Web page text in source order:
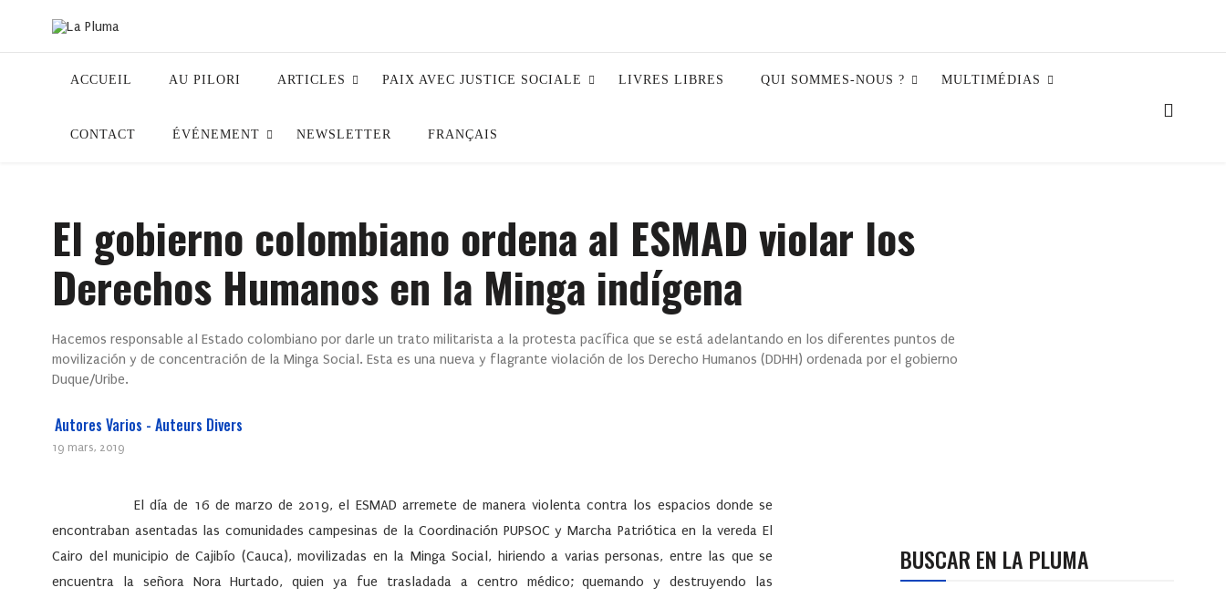
ACCUEIL AU PILORI ARTICLES PAIX AVEC JUSTICE SOCIALE LIVRES LIBRES QUI SOMMES-NOUS ? MULTIMÉDIAS
CONTACT ÉVÉNEMENT NEWSLETTER FRANÇAIS
El gobierno colombiano ordena al ESMAD violar los
Derechos Humanos en la Minga indígena
Hacemos responsable al Estado colombiano por darle un trato militarista a la protesta pacífica que se está adelantando en los diferentes puntos de
movilización y de concentración de la Minga Social. Esta es una nueva y flagrante violación de los Derecho Humanos (DDHH) ordenada por el gobierno
Duque/Uribe.
Autores Varios - Auteurs Divers
19 mars, 2019
El día de 16 de marzo de 2019, el ESMAD arremete de manera violenta contra los espacios donde se
encontraban asentadas las comunidades campesinas de la Coordinación PUPSOC y Marcha Patriótica en la vereda El
Cairo del municipio de Cajibío (Cauca), movilizadas en la Minga Social, hiriendo a varias personas, entre las que se
encuentra la señora Nora Hurtado, quien ya fue trasladada a centro médico; quemando y destruyendo las
BUSCAR EN LA PLUMA